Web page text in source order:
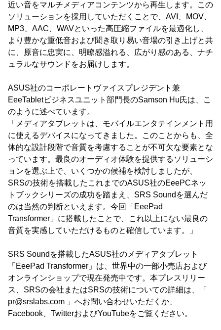
近い音をマルチメディアコンテンツから再生します。この
ソリューションを採用していただくことで、AVI、MOV、
MP3、AAC、WAVといった高圧縮ファイルを最適化し、
より豊かな重低音および聞き取り易い音場の引き上げと共
に、原音に忠実に、明瞭感溢れる、広がり感のある、ナチ
ュラルなサウンドをお届けします。
ASUS社のコーポレートヴァイスプレジデント兼
EeeTabletビジネスユニット部門長のSamson Hu氏は、こ
のように述べています。
「メディアタブレットは、モバイルエンタテインメント用
に使えるデバイスになってきました。このことからも、全
体的な設計段階で音質を考慮することが不可欠な要素とな
っています。最良のオーディオ体験を提供するソリューシ
ョンを選ぶ上で、いくつかの候補を検討しましたが、
SRSの技術を搭載したこれまでのASUS社のEeePCネッ
トブックシリーズの成功を踏まえ、SRS Soundを選んだ
のは当然の判断といえます。今回「EeePad
Transformer」に搭載したことで、これ以上にない最良の
音質を実感していただけるものと確信しています。」
SRS Soundを搭載したASUS社のメディアタブレット
「EeePad Transformer」は、世界中の一部小売店および
オンラインショップで現在発売中です。本プレスリリー
ス、SRSの会社またはSRSの技術についての詳細は、「
pr@srslabs.com 」へお問い合わせいただくか、
Facebook、TwitterおよびYouTubeをご覧ください。